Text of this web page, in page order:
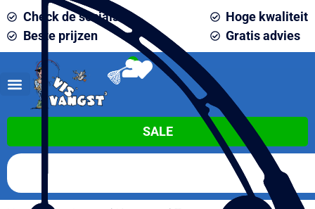
Check de socials
Beste prijzen
Hoge kwaliteit
Gratis advies
0
SALE